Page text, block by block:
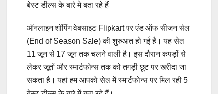
बेस्ट डील्स के बारे मे बता रहे हैं
ऑनलाइन शॉपिंग वेबसाइट Flipkart पर एंड ऑफ सीजन सेल
(End of Season Sale) की शुरुआत हो गई है। यह सेल
11 जून से 17 जून तक चलने वाली है। इस दौरान कपड़ों से
लेकर जूतों और स्मार्टफोन्स तक को तगड़ी छूट पर खरीदा जा
सकता है। यहां हम आपको सेल में स्मार्टफोन्स पर मिल रही 5